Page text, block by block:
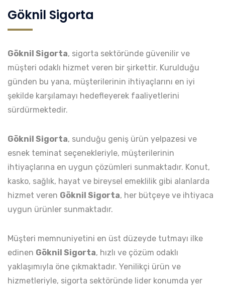
Göknil Sigorta
Göknil Sigorta, sigorta sektöründe güvenilir ve
müşteri odaklı hizmet veren bir şirkettir. Kurulduğu
günden bu yana, müşterilerinin ihtiyaçlarını en iyi
şekilde karşılamayı hedefleyerek faaliyetlerini
sürdürmektedir.
Göknil Sigorta, sunduğu geniş ürün yelpazesi ve
esnek teminat seçenekleriyle, müşterilerinin
ihtiyaçlarına en uygun çözümleri sunmaktadır. Konut,
kasko, sağlık, hayat ve bireysel emeklilik gibi alanlarda
hizmet veren Göknil Sigorta, her bütçeye ve ihtiyaca
uygun ürünler sunmaktadır.
Müşteri memnuniyetini en üst düzeyde tutmayı ilke
edinen Göknil Sigorta, hızlı ve çözüm odaklı
yaklaşımıyla öne çıkmaktadır. Yenilikçi ürün ve
hizmetleriyle, sigorta sektöründe lider konumda yer